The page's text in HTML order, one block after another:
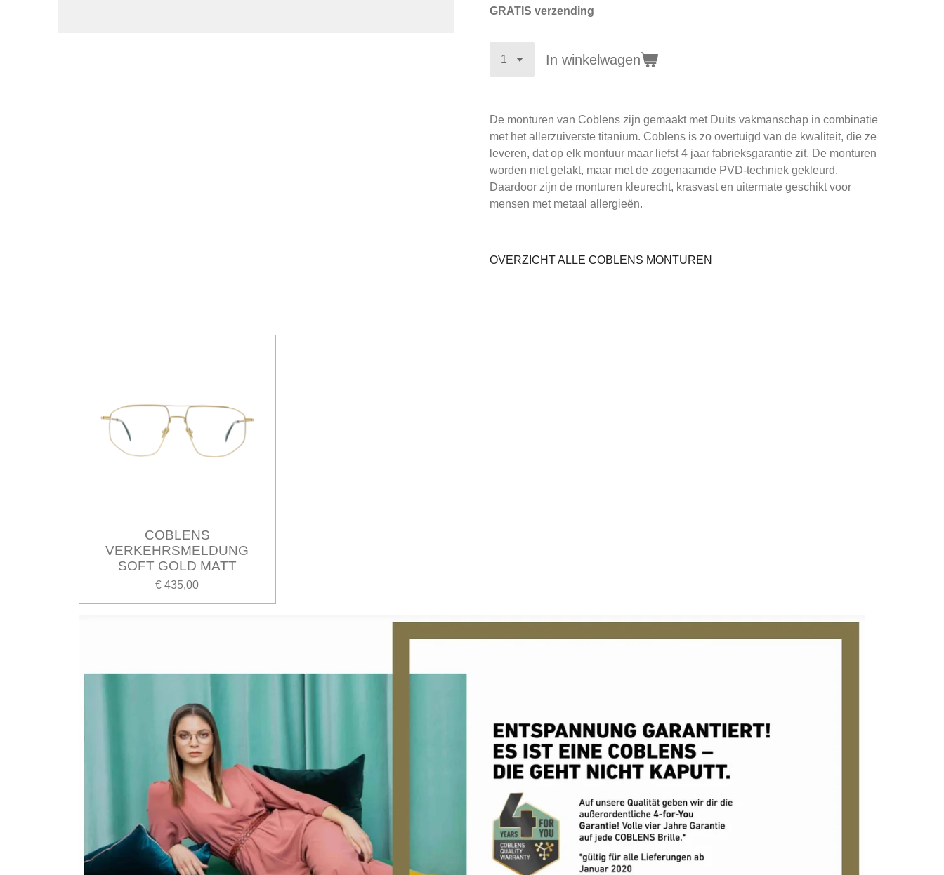
GRATIS verzending
In winkelwagen
De monturen van Coblens zijn gemaakt met Duits vakmanschap in combinatie
met het allerzuiverste titanium. Coblens is zo overtuigd van de kwaliteit, die ze
leveren, dat op elk montuur maar liefst 4 jaar fabrieksgarantie zit. De monturen
worden niet gelakt, maar met de zogenaamde PVD-techniek gekleurd.
Daardoor zijn de monturen kleurecht, krasvast en uitermate geschikt voor
mensen met metaal allergieën.
OVERZICHT ALLE COBLENS MONTUREN
COBLENS
VERKEHRSMELDUNG
SOFT GOLD MATT
€ 435,00